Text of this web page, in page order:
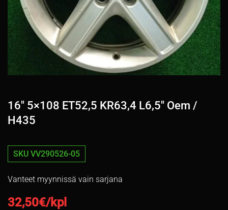
16″ 5×108 ET52,5 KR63,4 L6,5″ Oem /
H435
SKU VV290526-05
Vanteet myynnissä vain sarjana
32,50€/kpl